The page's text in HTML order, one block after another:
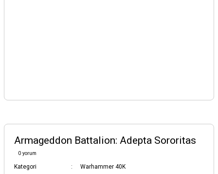
Armageddon Battalion: Adepta Sororitas
0 yorum
Kategori
Warhammer 40K